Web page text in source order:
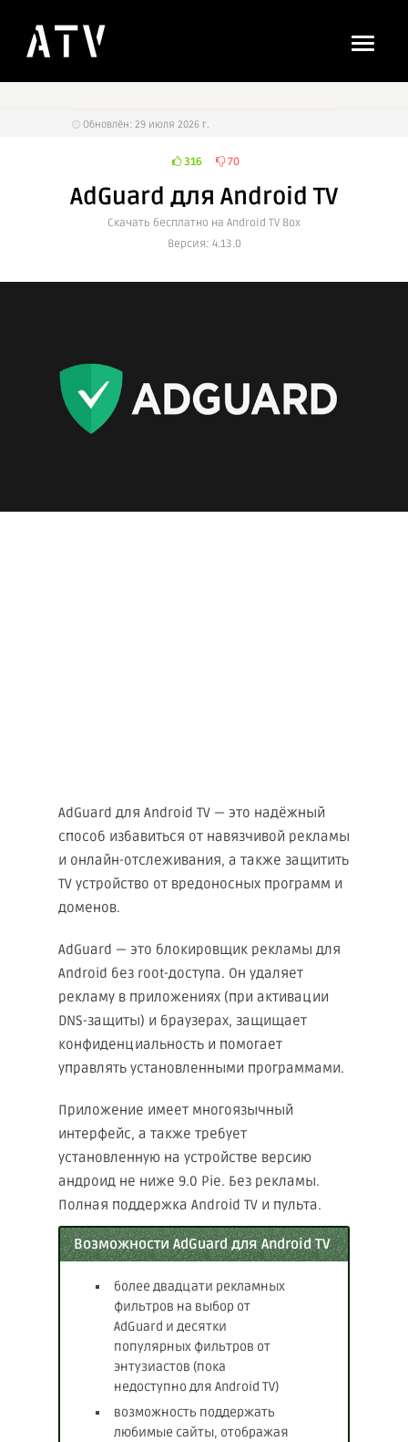
Обновлён: 29 июля 2026 г.
316 70
AdGuard для Android TV
Cкачать бесплатно на Android TV Box
Версия: 4.13.0
AdGuard для Android TV — это надёжный
способ избавиться от навязчивой рекламы
и онлайн-отслеживания, а также защитить
TV устройство от вредоносных программ и
доменов.
AdGuard — это блокировщик рекламы для
Android без root-доступа. Он удаляет
рекламу в приложениях (при активации
DNS-защиты) и браузерах, защищает
конфиденциальность и помогает
управлять установленными программами.
Приложение имеет многоязычный
интерфейс, а также требует
установленную на устройстве версию
андроид не ниже 9.0 Pie. Без рекламы.
Полная поддержка Android TV и пульта.
Возможности AdGuard для Android TV
более двадцати рекламных
фильтров на выбор от
AdGuard и десятки
популярных фильтров от
энтузиастов (пока
недоступно для Android TV)
возможность поддержать
любимые сайты, отображая